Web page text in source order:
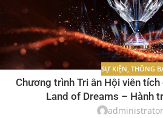
SỰ KIỆN THÔNG
Chương trình Tri ân Hội viên
Land of Dreams – Hành
administrator